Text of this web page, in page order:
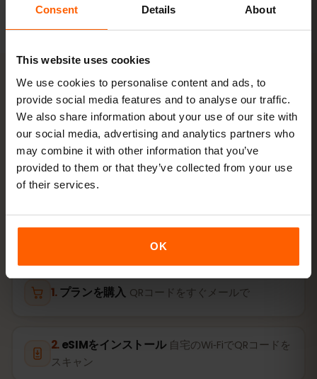
Consent Details About
This website uses cookies
We use cookies to personalise content and ads, to
provide social media features and to analyse our traffic.
We also share information about your use of our site with
our social media, advertising and analytics partners who
may combine it with other information that you’ve
provided to them or that they’ve collected from your use
of their services.
OK
アクティベーション
キプロスのeSIMを3ステップ
で有効化
プランを購入 QRコードをすぐメールで
eSIMをインストール 自宅のWi‑FiでQRコードを
スキャン